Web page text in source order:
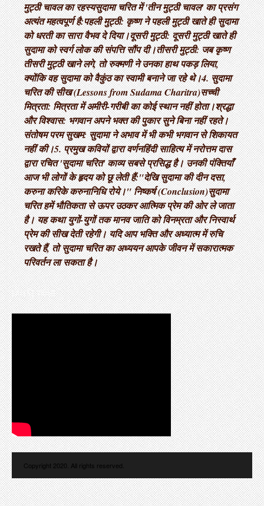
मुट्ठी चावल का रहस्य ​सुदामा चरित में 'तीन मुट्ठी चावल' का प्रसंग
अत्यंत महत्वपूर्ण है: ​पहली मुट्ठी: कृष्ण ने पहली मुट्ठी खाते ही सुदामा
को धरती का सारा वैभव दे दिया। ​दूसरी मुट्ठी: दूसरी मुट्ठी खाते ही
सुदामा को स्वर्ग लोक की संपत्ति सौंप दी। ​तीसरी मुट्ठी: जब कृष्ण
तीसरी मुट्ठी खाने लगे, तो रुक्मणी ने उनका हाथ पकड़ लिया,
क्योंकि वह सुदामा को वैकुंठ का स्वामी बनाने जा रहे थे। ​4. सुदामा
चरित की सीख (Lessons from Sudama Charitra) ​सच्ची
मित्रता: मित्रता में अमीरी-गरीबी का कोई स्थान नहीं होता। ​श्रद्धा
और विश्वास: भगवान अपने भक्त की पुकार सुने बिना नहीं रहते। ​
संतोषम परम सुखम: सुदामा ने अभाव में भी कभी भगवान से शिकायत
नहीं की। ​5. प्रमुख कवियों द्वारा वर्णन ​हिंदी साहित्य में नरोत्तम दास
द्वारा रचित 'सुदामा चरित' काव्य सबसे प्रसिद्ध है। उनकी पंक्तियाँ
आज भी लोगों के हृदय को छू लेती हैं: ​"देखि सुदामा की दीन दसा,
करुना करिके करुनानिधि रोये।" निष्कर्ष (Conclusion) ​सुदामा
चरित हमें भौतिकता से ऊपर उठकर आत्मिक प्रेम की ओर ले जाता
है। यह कथा युगों-युगों तक मानव जाति को विनम्रता और निस्वार्थ
प्रेम की सीख देती रहेगी। यदि आप भक्ति और अध्यात्म में रुचि
रखते हैं, तो सुदामा चरित का अध्ययन आपके जीवन में सकारात्मक
परिवर्तन ला सकता है।
LATEST VIDEO
Copyright 2020. All rights reserved.